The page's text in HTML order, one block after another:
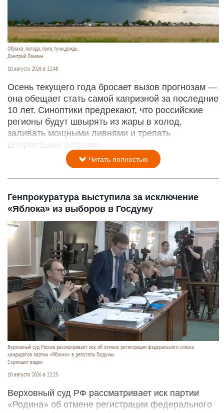
Облака, погода, поля, тучи,дождь.
Дмитрий Лямзин
10 августа 2026 в 22:48
Осень текущего года бросает вызов прогнозам —
она обещает стать самой капризной за последние
10 лет. Синоптики предрекают, что российские
регионы будут швырять из жары в холод,
заливать мощными ливнями и трепать
штормовыми ветрами.
Читать полностью
Генпрокуратура выступила за исключение
«Яблока» из выборов в Госдуму
Верховный суд России рассматривает иск об отмене регистрации федерального списка
кандидатов партии «Яблоко» в депутаты Госдумы.
Скриншот видео
10 августа 2026 в 22:25
Верховный суд РФ рассматривает иск партии
«Родина» об отмене регистрации федерального